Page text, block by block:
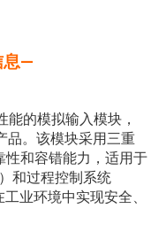
息—
的模拟输入模块，
品。该模块采用三重
性和容错能力，适用于
和过程控制系统
业环境中实现安全、